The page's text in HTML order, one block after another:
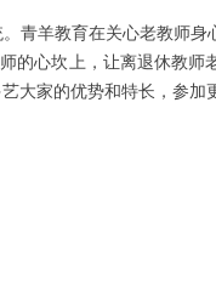
青羊教育在关心老教师
的心坎上，让离退休教
大家的优势和特长，参